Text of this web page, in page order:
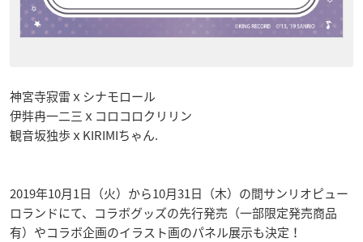
神宮寺寂雷ｘシナモロール
伊弉冉一二三ｘコロコロクリリン
観音坂独歩ｘKIRIMIちゃん.
2019年10月1日（火）から10月31日（木）の間サンリオピュー
ロランドにて、コラボグッズの先行発売（一部限定発売商品
有）やコラボ企画のイラスト画のパネル展示も決定！